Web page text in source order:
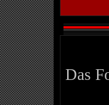
Das